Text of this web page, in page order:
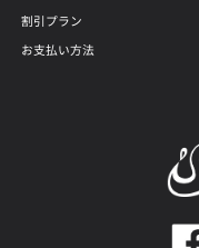
割引プラン
お支払い方法